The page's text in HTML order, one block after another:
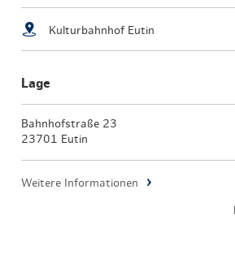
Kulturbahnhof Eutin
Lage
Bahnhofstraße 23
23701 Eutin
Weitere Informationen